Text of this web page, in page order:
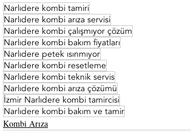
Narlıdere kombi tamiri
Narlıdere kombi arıza servisi
Narlıdere kombi çalışmıyor çözüm
Narlıdere kombi bakım fiyatları
Narlıdere petek ısınmıyor
Narlıdere kombi resetleme
Narlıdere kombi teknik servis
Narlıdere kombi arıza çözümü
İzmir Narlıdere kombi tamircisi
Narlıdere kombi bakım ve tamir
Kombi Arıza